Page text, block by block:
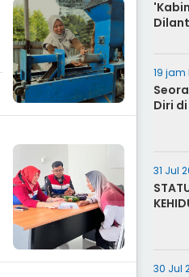
19 jam
Diri
31 Jul
30 Jul